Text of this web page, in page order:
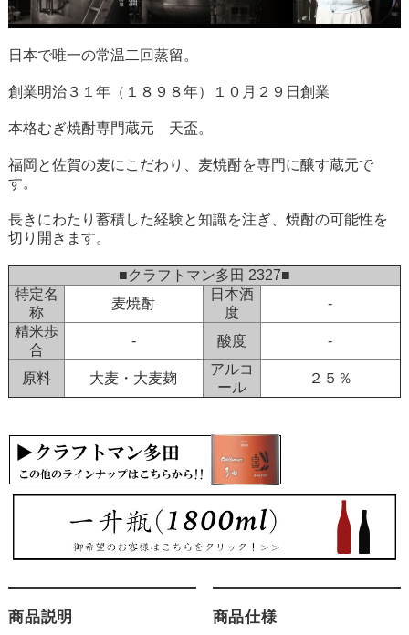
日本で唯一の常温二回蒸留。
創業明治３１年（１８９８年）１０月２９日創業
本格むぎ焼酎専門蔵元 天盃。
福岡と佐賀の麦にこだわり、麦焼酎を専門に醸す蔵元で
す。
長きにわたり蓄積した経験と知識を注ぎ、焼酎の可能性を
切り開きます。
■クラフトマン多田 2327■
特定名
称
麦焼酎
日本酒
度
-
精米歩
合
- 酸度 -
原料 大麦・大麦麹
アルコ
ール
２５％
商品説明 商品仕様